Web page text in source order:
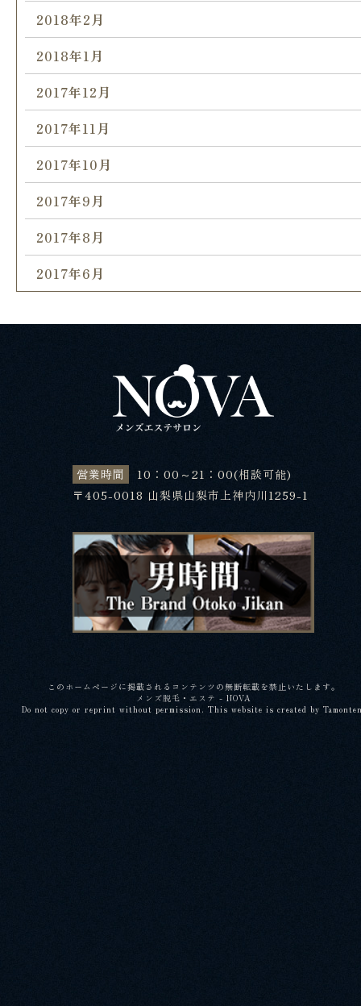
2018年2月
2018年1月
2017年12月
2017年11月
2017年10月
2017年9月
2017年8月
2017年6月
営業時間
10：00～21：00(相談可能)
〒405-0018 山梨県山梨市上神内川1259-1
このホームページに掲載されるコンテンツの無断転載を禁止いたします。
メンズ脱毛・エステ - NOVA
Do not copy or reprint without permission. This website is created by